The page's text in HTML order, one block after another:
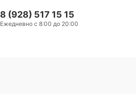
8 (928) 517 15 15
Ежедневно с 8:00 до 20:00